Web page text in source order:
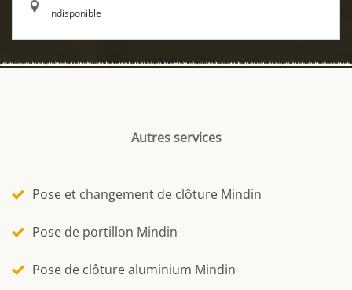
indisponible
Autres services
Pose et changement de clôture Mindin
Pose de portillon Mindin
Pose de clôture aluminium Mindin